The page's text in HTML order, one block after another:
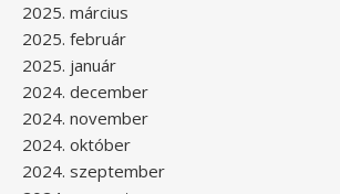
2025. március
2025. február
2025. január
2024. december
2024. november
2024. október
2024. szeptember